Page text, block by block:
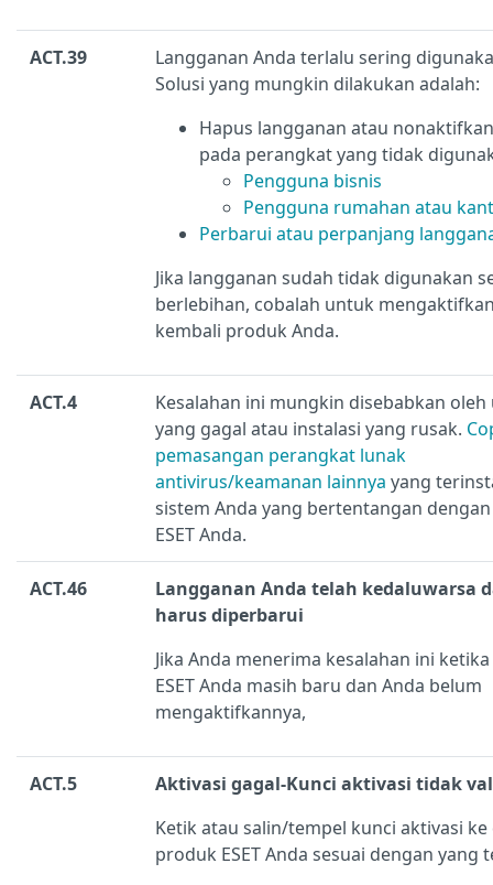
ACT.39
Langganan Anda terlalu sering
Solusi yang mungkin dilakukan adalah:
Hapus langganan atau nonaktifkan
pada perangkat yang tidak
Pengguna bisnis
Pengguna rumahan atau
Perbarui atau perpanjang
Jika langganan sudah tidak digunakan
berlebihan, cobalah untuk
kembali produk Anda.
ACT.4
Kesalahan ini mungkin disebabkan
yang gagal atau instalasi yang rusak.
pemasangan perangkat lunak
antivirus/keamanan lainnya yang
sistem Anda yang bertentangan
ESET Anda.
ACT.46
Langganan Anda telah kedaluwarsa
harus diperbarui
Jika Anda menerima kesalahan ini
ESET Anda masih baru dan Anda belum
mengaktifkannya,
ACT.5
Aktivasi gagal-Kunci aktivasi tidak
Ketik atau salin/tempel kunci aktivasi ke
produk ESET Anda sesuai dengan yang